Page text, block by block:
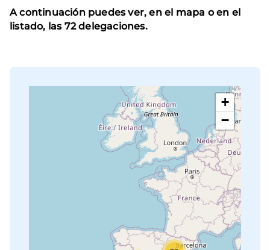
A continuación puedes ver, en el mapa o en el
listado, las 72 delegaciones.
+
−